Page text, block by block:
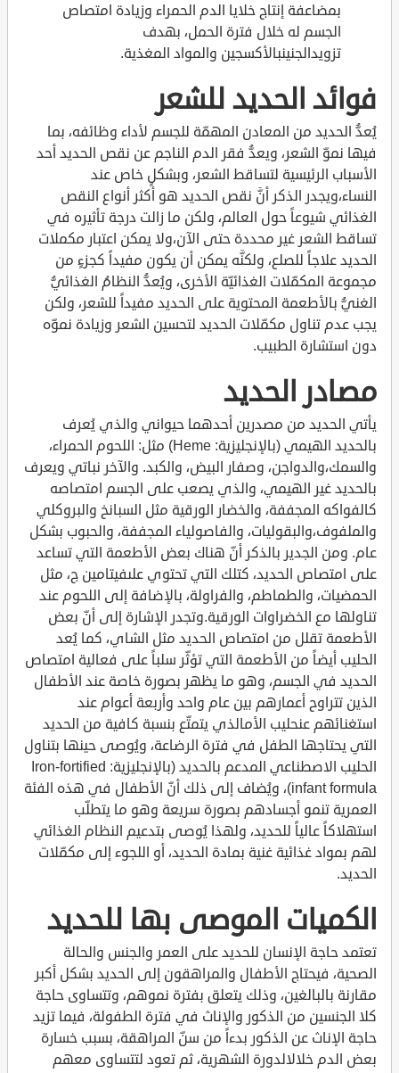
بمضاعفة إنتاج خلايا الدم الحمراء وزيادة امتصاص
الجسم له خلال فترة الحمل، بهدف
تزويدالجنينبالأكسجين والمواد المغذية.
فوائد الحديد للشعر
يُعدُّ الحديد من المعادن المهمّة للجسم لأداء وظائفه، بما
فيها نموّ الشعر، ويعدُّ فقر الدم الناجم عن نقص الحديد أحد
الأسباب الرئيسية لتساقط الشعر، وبشكلٍ خاص عند
النساء،ويجدر الذكر أنَّ نقص الحديد هو أكثر أنواع النقص
الغذائي شيوعاً حول العالم، ولكن ما زالت درجة تأثيره في
تساقط الشعر غير محددة حتى الآن،ولا يمكن اعتبار مكملات
الحديد علاجاً للصلع، ولكنَّه يمكن أن يكون مفيداً كجزءٍ من
مجموعة المكمّلات الغذائيّة الأخرى، ويُعدُّ النظامُ الغذائيُّ
الغنيُّ بالأطعمة المحتوية على الحديد مفيداً للشعر، ولكن
يجب عدم تناول مكمّلات الحديد لتحسين الشعر وزيادة نموّه
دون استشارة الطبيب.
مصادر الحديد
يأتي الحديد من مصدرين أحدهما حيواني والذي يُعرف
بالحديد الهيمي (بالإنجليزية: Heme) مثل: اللحوم الحمراء،
والسمك،والدواجن، وصفار البيض، والكبد. والآخر نباتي ويعرف
بالحديد غير الهيمي، والذي يصعب على الجسم امتصاصه
كالفواكه المجففة، والخضار الورقية مثل السبانخ والبروكلي
والملفوف،والبقوليات، والفاصولياء المجففة، والحبوب بشكل
عام. ومن الجدير بالذكر أنّ هناك بعض الأطعمة التي تساعد
على امتصاص الحديد، كتلك التي تحتوي علىفيتامين ج، مثل
الحمضيات، والطماطم، والفراولة، بالإضافة إلى اللحوم عند
تناولها مع الخضراوات الورقية.وتجدر الإشارة إلى أنّ بعض
الأطعمة تقلل من امتصاص الحديد مثل الشاي، كما يُعد
الحليب أيضاً من الأطعمة التي تؤثّر سلباً على فعالية امتصاص
الحديد في الجسم، وهو ما يظهر بصورة خاصة عند الأطفال
الذين تتراوح أعمارهم بين عام واحد وأربعة أعوام عند
استغنائهم عنحليب الأمالذي يتمتّع بنسبة كافية من الحديد
التي يحتاجها الطفل في فترة الرضاعة، ويُوصى حينها بتناول
الحليب الاصطناعي المدعم بالحديد (بالإنجليزية: Iron-fortified
infant formula)، ويُضاف إلى ذلك أنّ الأطفال في هذه الفئة
العمرية تنمو أجسادهم بصورة سريعة وهو ما يتطلّب
استهلاكاً عالياً للحديد، ولهذا يُوصى بتدعيم النظام الغذائي
لهم بمواد غذائية غنية بمادة الحديد، أو اللجوء إلى مكمّلات
الحديد.
الكميات الموصى بها للحديد
تعتمد حاجة الإنسان للحديد على العمر والجنس والحالة
الصحية، فيحتاج الأطفال والمراهقون إلى الحديد بشكل أكبر
مقارنة بالبالغين، وذلك يتعلق بفترة نموهم، وتتساوى حاجة
كلا الجنسين من الذكور والإناث في فترة الطفولة، فيما تزيد
حاجة الإناث عن الذكور بدءاً من سنّ المراهقة، بسبب خسارة
بعض الدم خلالالدورة الشهرية، ثم تعود لتتساوى معهم